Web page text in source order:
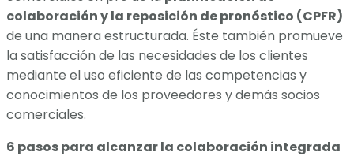
colaboración y la reposición de pronóstico (CPFR)
de una manera estructurada. Éste también promueve
la satisfacción de las necesidades de los clientes
mediante el uso eficiente de las competencias y
conocimientos de los proveedores y demás socios
comerciales.
6 pasos para alcanzar la colaboración integrada